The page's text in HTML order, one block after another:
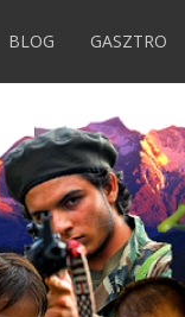
BLOG GASZTRO